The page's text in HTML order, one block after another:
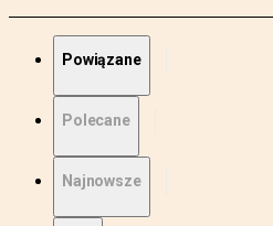
Powiązane
Polecane
Najnowsze